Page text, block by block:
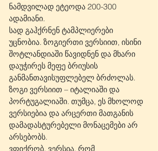
ნამდვილად ეტეოდა 200-300
ადამიანი.
სად გაჰქრნენ ტამპლიერები
უცნობია. ზოგიერთი ვერსიით, ისინი
შოტლანდიაში წავიდნენ და მხარი
დაუჭირეს მეფე ბრიუსის
განმანთავისუფლებელ ბრძოლას.
ზოგი ვერსიით – იტალიაში და
პორტუგალიაში. თუმცა, ეს მხოლოდ
ვერსიებია და არცერთი მათგანის
დამადასტურებელი მონაცემები არ
არსებობს.
ვფიქრობ, ვერსია, რომ